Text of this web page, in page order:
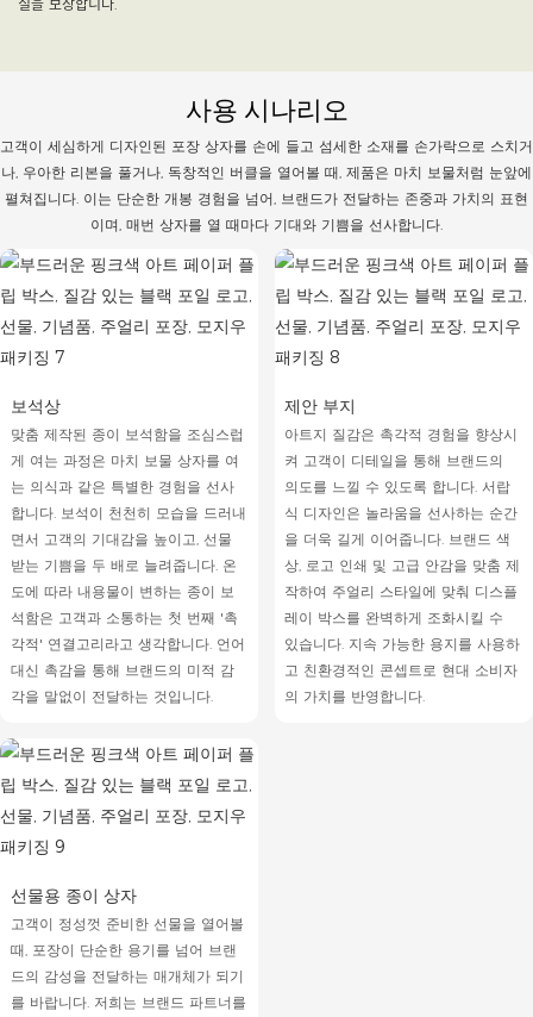
질을 보장합니다.
사용 시나리오
고객이 세심하게 디자인된 포장 상자를 손에 들고 섬세한 소재를 손가락으로 스치거
나, 우아한 리본을 풀거나, 독창적인 버클을 열어볼 때, 제품은 마치 보물처럼 눈앞에
펼쳐집니다. 이는 단순한 개봉 경험을 넘어, 브랜드가 전달하는 존중과 가치의 표현
이며, 매번 상자를 열 때마다 기대와 기쁨을 선사합니다.
보석상
맞춤 제작된 종이 보석함을 조심스럽
게 여는 과정은 마치 보물 상자를 여
는 의식과 같은 특별한 경험을 선사
합니다. 보석이 천천히 모습을 드러내
면서 고객의 기대감을 높이고, 선물
받는 기쁨을 두 배로 늘려줍니다. 온
도에 따라 내용물이 변하는 종이 보
석함은 고객과 소통하는 첫 번째 '촉
각적' 연결고리라고 생각합니다. 언어
대신 촉감을 통해 브랜드의 미적 감
각을 말없이 전달하는 것입니다.
제안 부지
아트지 질감은 촉각적 경험을 향상시
켜 고객이 디테일을 통해 브랜드의
의도를 느낄 수 있도록 합니다. 서랍
식 디자인은 놀라움을 선사하는 순간
을 더욱 길게 이어줍니다. 브랜드 색
상, 로고 인쇄 및 고급 안감을 맞춤 제
작하여 주얼리 스타일에 맞춰 디스플
레이 박스를 완벽하게 조화시킬 수
있습니다. 지속 가능한 용지를 사용하
고 친환경적인 콘셉트로 현대 소비자
의 가치를 반영합니다.
선물용 종이 상자
고객이 정성껏 준비한 선물을 열어볼
때, 포장이 단순한 용기를 넘어 브랜
드의 감성을 전달하는 매개체가 되기
를 바랍니다. 저희는 브랜드 파트너를